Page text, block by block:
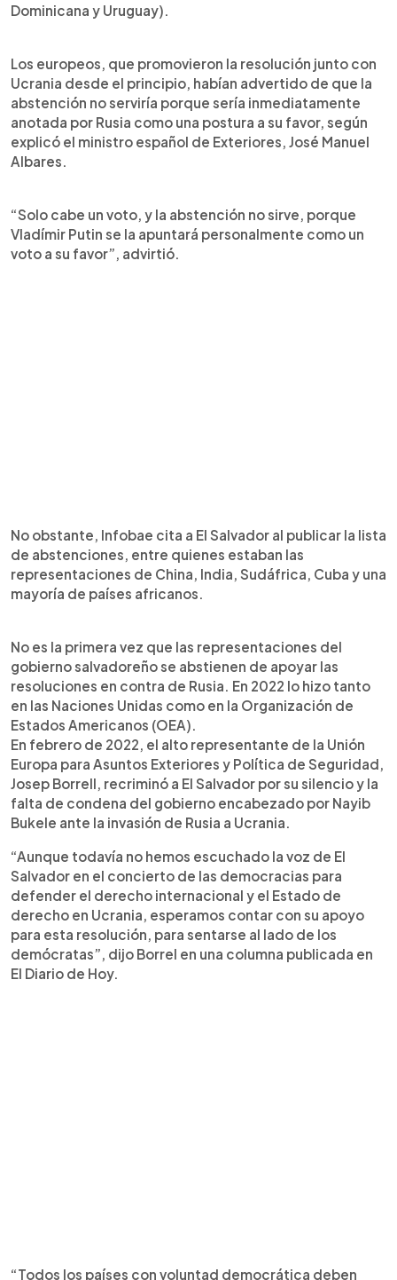
Dominicana y Uruguay).
Los europeos, que promovieron la resolución junto con
Ucrania desde el principio, habían advertido de que la
abstención no serviría porque sería inmediatamente
anotada por Rusia como una postura a su favor, según
explicó el ministro español de Exteriores, José Manuel
Albares.
“Solo cabe un voto, y la abstención no sirve, porque
Vladímir Putin se la apuntará personalmente como un
voto a su favor”, advirtió.
No obstante, Infobae cita a El Salvador al publicar la lista
de abstenciones, entre quienes estaban las
representaciones de China, India, Sudáfrica, Cuba y una
mayoría de países africanos.
No es la primera vez que las representaciones del
gobierno salvadoreño se abstienen de apoyar las
resoluciones en contra de Rusia. En 2022 lo hizo tanto
en las Naciones Unidas como en la Organización de
Estados Americanos (OEA).
En febrero de 2022, el alto representante de la Unión
Europa para Asuntos Exteriores y Política de Seguridad,
Josep Borrell, recriminó a El Salvador por su silencio y la
falta de condena del gobierno encabezado por Nayib
Bukele ante la invasión de Rusia a Ucrania.
“Aunque todavía no hemos escuchado la voz de El
Salvador en el concierto de las democracias para
defender el derecho internacional y el Estado de
derecho en Ucrania, esperamos contar con su apoyo
para esta resolución, para sentarse al lado de los
demócratas”, dijo Borrel en una columna publicada en
El Diario de Hoy.
“Todos los países con voluntad democrática deben